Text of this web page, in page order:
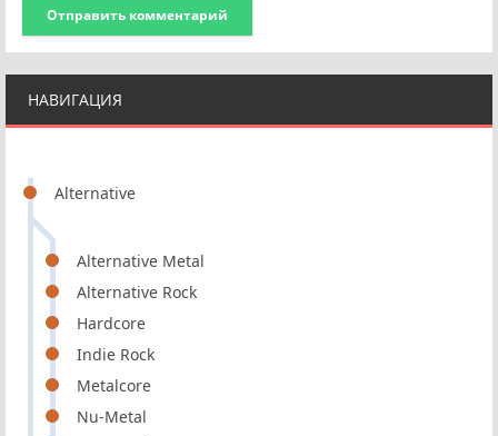
НАВИГАЦИЯ
Alternative
Alternative Metal
Alternative Rock
Hardcore
Indie Rock
Metalcore
Nu-Metal
Отправить комментарий